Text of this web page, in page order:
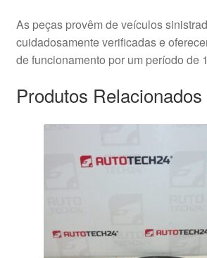
As peças provêm de veículos
cuidadosamente verificadas e
de funcionamento por um período de
Produtos Relacionados